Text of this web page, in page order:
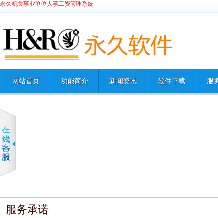
永久机关事业单位人事工资管理系统
网站首页 功能简介 新闻资讯 软件下载 服
服务承诺